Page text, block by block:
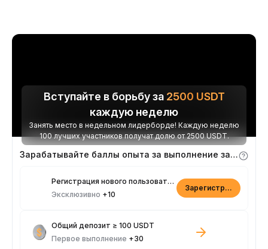
Вступайте в борьбу за 2500 USDT
каждую неделю
Занять место в недельном лидерборде! Каждую неделю
100 лучших участников получат долю от 2500 USDT.
Зарабатывайте баллы опыта за выполнение заданий
Регистрация нового пользователя
Эксклюзивно +10
Зарегистрироваться
Общий депозит ≥ 100 USDT
Первое выполнение +30